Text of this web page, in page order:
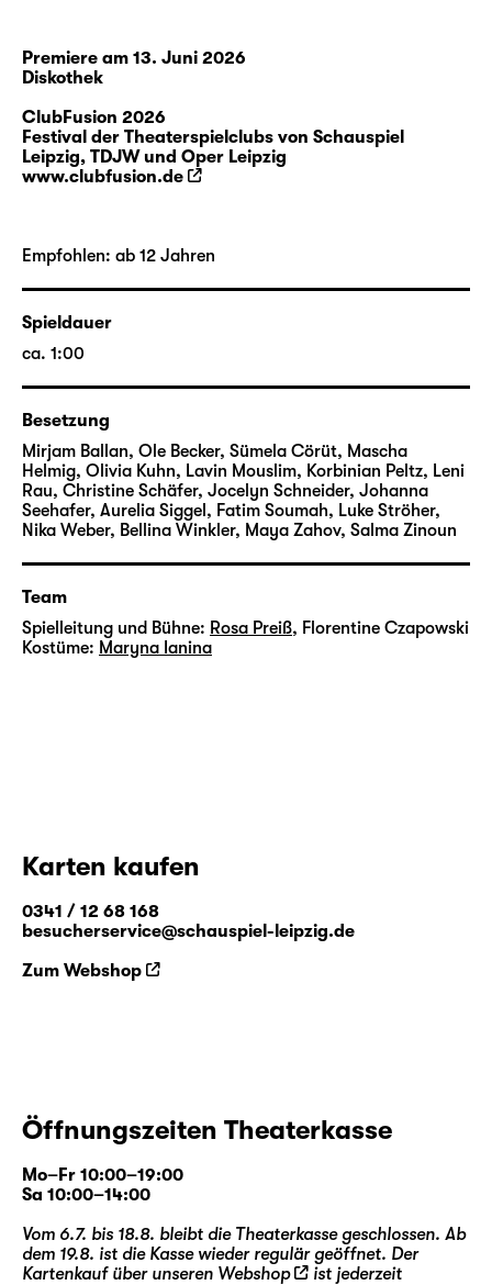
wusstest. Dein Leben wurde von anderen
bestimmt. Du wurdest von anderen
erschaffen. Du hast dich angepasst, weil
man das eben so macht.
Was jetzt?
auffallen.
Oder doch laut werden? Sich auflehnen.
Verschwinden?
Ansprüche, Erwartungen und Makellosigkeit,
in der es keine Individualität geben darf –
und stellt dabei die Frage, was uns zu dem
Menschen macht, der wir sind.
Mehr zur ClubFusion 2026
Premiere am 13. Juni 2026
Diskothek
ClubFusion 2026
Festival der Theaterspielclubs von Schauspiel
Leipzig, TDJW und Oper Leipzig
www.clubfusion.de
Empfohlen: ab 12 Jahren
Spieldauer
ca. 1:00
Besetzung
Mirjam Ballan, Ole Becker, Sümela Cörüt, Mascha
Helmig, Olivia Kuhn, Lavin Mouslim, Korbinian Peltz, Leni
Rau, Christine Schäfer, Jocelyn Schneider, Johanna
Seehafer, Aurelia Siggel, Fatim Soumah, Luke Ströher,
Nika Weber, Bellina Winkler, Maya Zahov, Salma Zinoun
Team
Spielleitung und Bühne: Rosa Preiß, Florentine Czapowski
Kostüme: Maryna Ianina
Karten kaufen
0341 / 12 68 168
besucherservice@schauspiel-leipzig.de
Zum Webshop
Öffnungszeiten Theaterkasse
Mo–Fr 10:00–19:00
Sa 10:00–14:00
Vom 6.7. bis 18.8. bleibt die Theaterkasse geschlossen. Ab
dem 19.8. ist die Kasse wieder regulär geöffnet. Der
Kartenkauf über unseren Webshop
ist jederzeit